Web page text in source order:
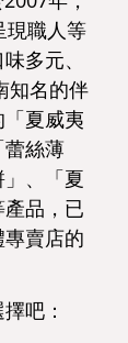
現職人等
多元、
知名的伴
夏威夷
絲薄
、「夏
品，已
賣店的
吧：